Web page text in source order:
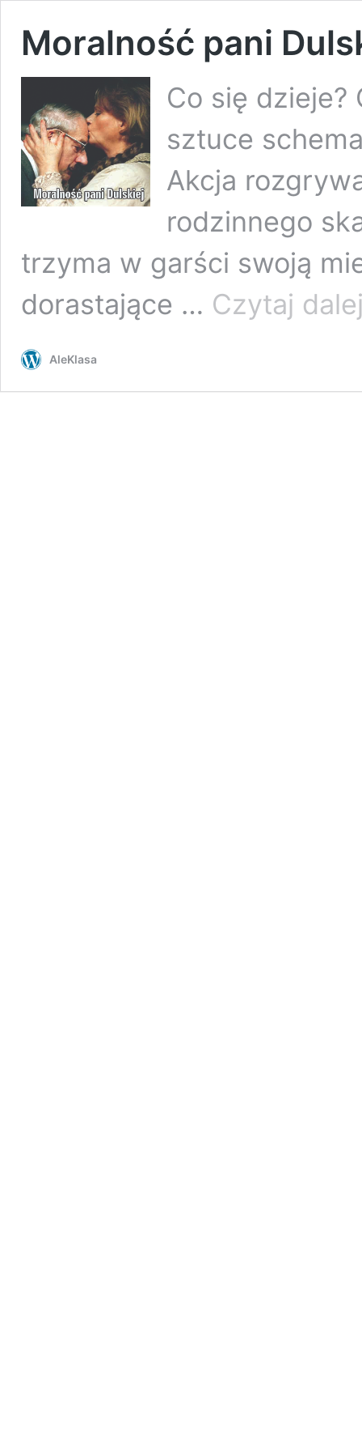
Moralność pani
Co się dzieje?
sztuce
Akcja
rodzinnego
trzyma w garści swoją
dorastające … Czytaj
AleKlasa